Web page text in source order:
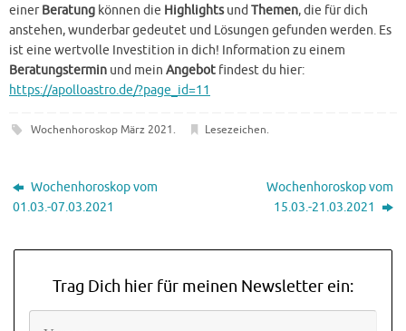
einerBeratung können die Highlightsund Themen, die für dich
anstehen, wunderbar gedeutet und Lösungen gefunden werden. Es
ist eine wertvolle Investition in dich! Information zu einem
Beratungstermin und mein Angebot findest du hier:
https://apolloastro.de/?page_id=11
Wochenhoroskop März 2021. Lesezeichen.
Wochenhoroskop vom
01.03.-07.03.2021
Wochenhoroskop vom
15.03.-21.03.2021
Trag Dich hier für meinen Newsletter ein: